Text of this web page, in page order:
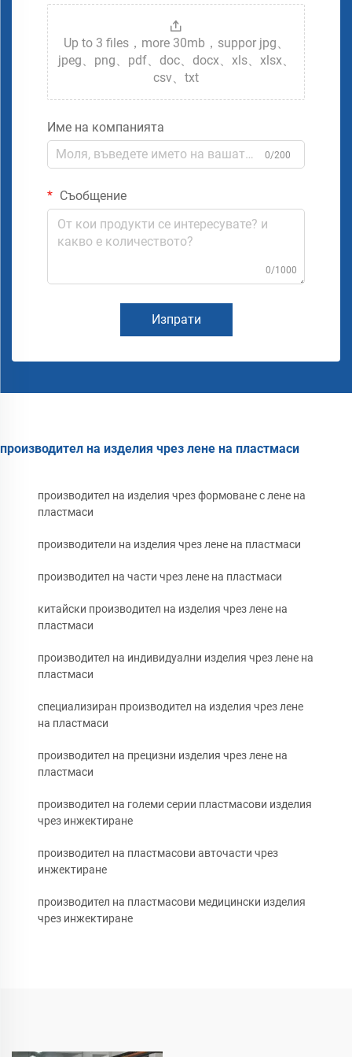
Up to 3 files，more 30mb，suppor jpg、
jpeg、png、pdf、doc、docx、xls、xlsx、
csv、txt
Име на компанията
0/200
Съобщение
0/1000
Изпрати
производител на изделия чрез лене на пластмаси
производител на изделия чрез формоване с лене на
пластмаси
производители на изделия чрез лене на пластмаси
производител на части чрез лене на пластмаси
китайски производител на изделия чрез лене на
пластмаси
производител на индивидуални изделия чрез лене на
пластмаси
специализиран производител на изделия чрез лене
на пластмаси
производител на прецизни изделия чрез лене на
пластмаси
производител на големи серии пластмасови изделия
чрез инжектиране
производител на пластмасови авточасти чрез
инжектиране
производител на пластмасови медицински изделия
чрез инжектиране